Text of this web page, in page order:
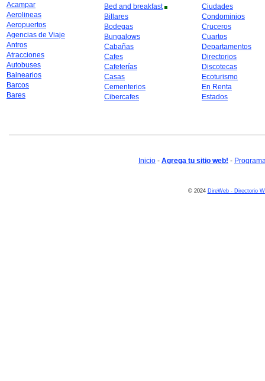
Acampar
Aerolineas
Aeropuertos
Agencias de Viaje
Antros
Atracciones
Autobuses
Balnearios
Barcos
Bares
Bed and breakfast
Billares
Bodegas
Bungalows
Cabañas
Cafes
Cafeterías
Casas
Cementerios
Cibercafes
Ciudades
Condominios
Cruceros
Cuartos
Departamentos
Directorios
Discotecas
Ecoturismo
En Renta
Estados
Inicio - Agrega tu sitio web! -
© 2024 DireWeb - Directorio